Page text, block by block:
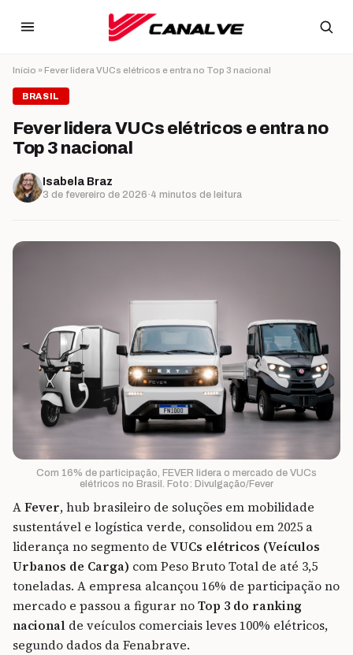
Início » Fever lidera VUCs elétricos e entra no Top 3 nacional
BRASIL
Fever lidera VUCs elétricos e entra no
Top 3 nacional
Isabela Braz
3 de fevereiro de 2026·4 minutos de leitura
Com 16% de participação, FEVER lidera o mercado de VUCs
elétricos no Brasil. Foto: Divulgação/Fever
AFever, hub brasileiro de soluções em mobilidade
sustentável e logística verde, consolidou em 2025 a
liderança no segmento de VUCs elétricos (Veículos
Urbanos de Carga) com Peso Bruto Total de até 3,5
toneladas. A empresa alcançou 16% de participação no
mercado e passou a figurar noTop 3 do ranking
nacional de veículos comerciais leves 100% elétricos,
segundo dados da Fenabrave.